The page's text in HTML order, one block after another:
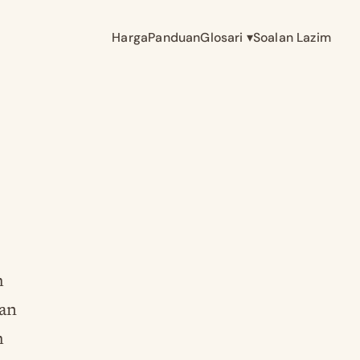
HargaPanduanGlosari ▾Soalan Lazim